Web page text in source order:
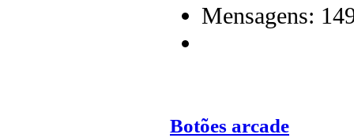
Mensagens:
Botões arcade